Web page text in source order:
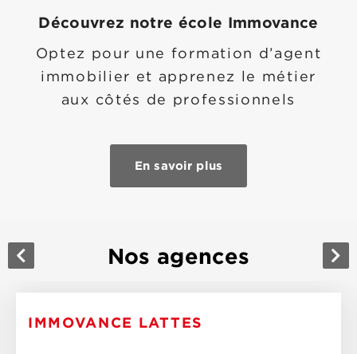
Découvrez notre école Immovance
Optez pour une formation d’agent
immobilier et apprenez le métier
aux côtés de professionnels
En savoir plus
Nos agences
IMMOVANCE LATTES